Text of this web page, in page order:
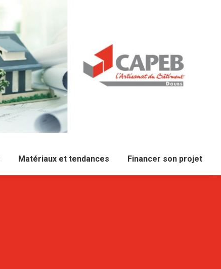
Matériaux et tendances Financer son projet